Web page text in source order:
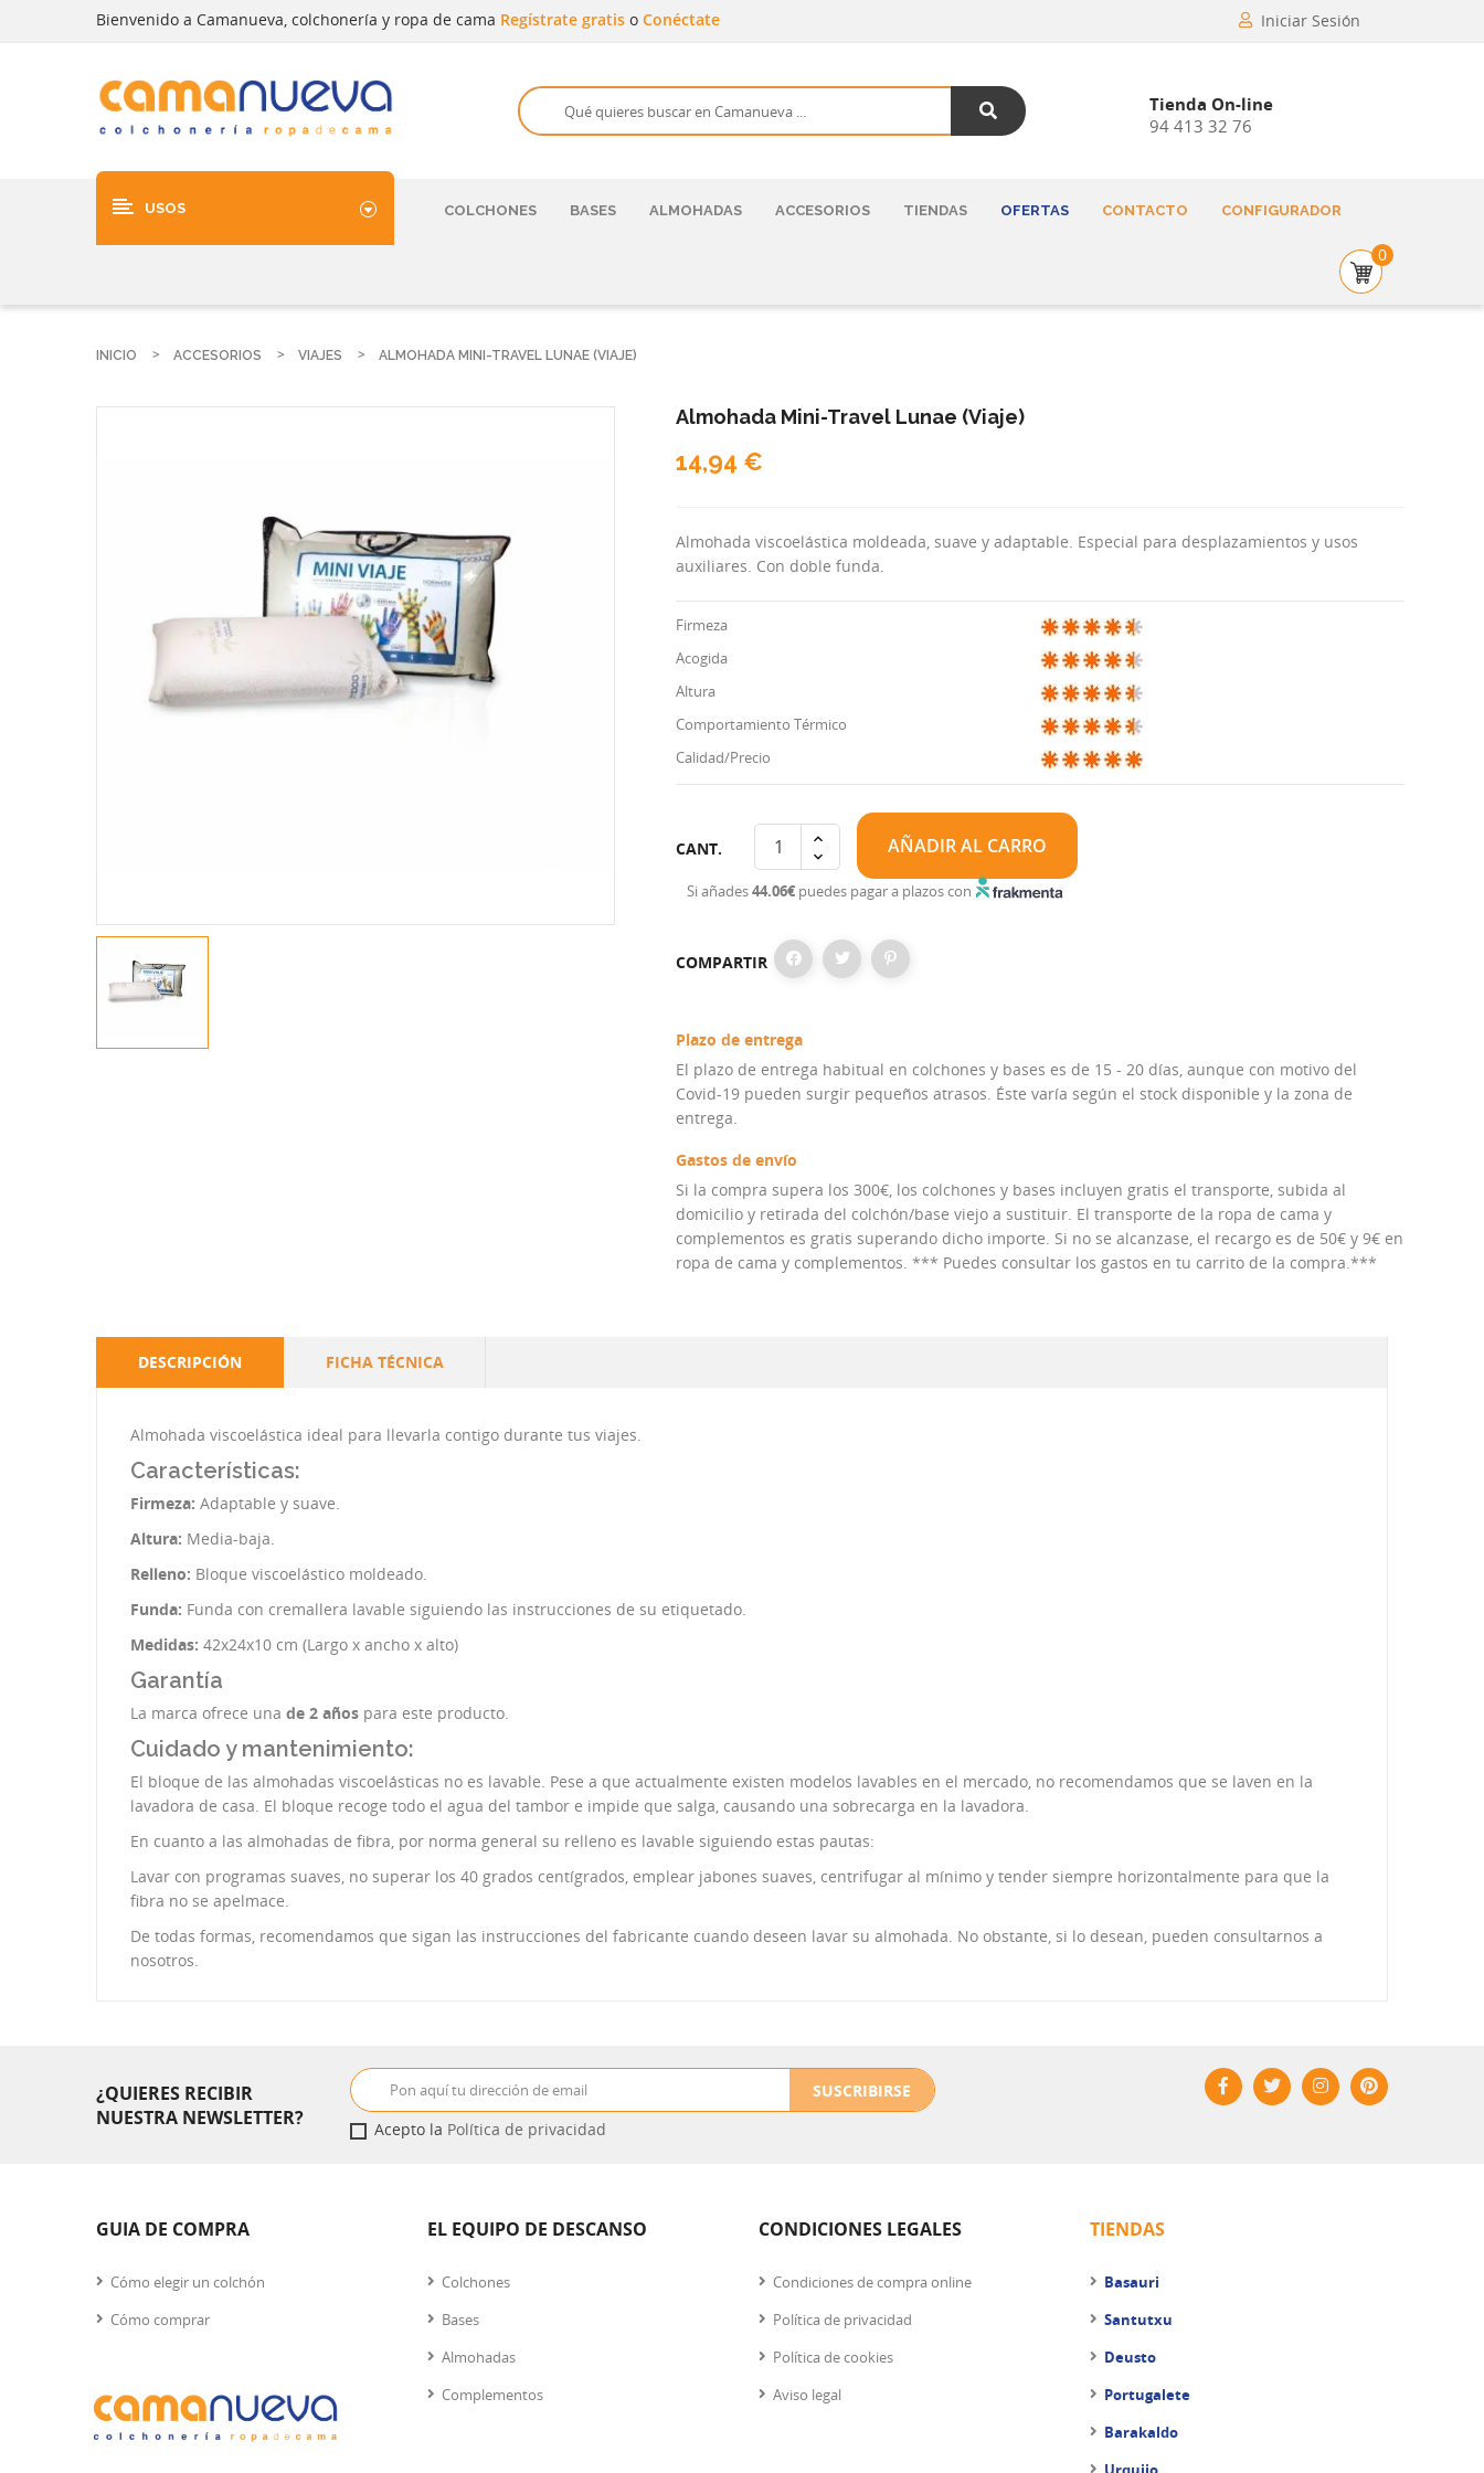
Bienvenido a Camanueva, colchonería y ropa de cama Regístrate gratis o Conéctate Iniciar Sesión
Tienda On-line
94 413 32 76
USOS COLCHONES BASES ALMOHADAS ACCESORIOS TIENDAS OFERTAS CONTACTO CONFIGURADOR
0
INICIO ACCESORIOS VIAJES ALMOHADA MINI-TRAVEL LUNAE (VIAJE)
Almohada Mini-Travel Lunae (Viaje)
14,94 €
Almohada viscoelástica moldeada, suave y adaptable. Especial para desplazamientos y usos
auxiliares. Con doble funda.
Firmeza
Acogida
Altura
Comportamiento Térmico
Calidad/Precio
CANT. AÑADIR AL CARRO
Si añades44.06€ puedes pagar a plazos con
COMPARTIR
Plazo de entrega
El plazo de entrega habitual en colchones y bases es de 15 - 20 días, aunque con motivo del
Covid-19 pueden surgir pequeños atrasos. Éste varía según el stock disponible y la zona de
entrega.
Gastos de envío
Si la compra supera los 300€, los colchones y bases incluyen gratis el transporte, subida al
domicilio y retirada del colchón/base viejo a sustituir. El transporte de la ropa de cama y
complementos es gratis superando dicho importe. Si no se alcanzase, el recargo es de 50€ y 9€ en
ropa de cama y complementos. *** Puedes consultar los gastos en tu carrito de la compra.***
DESCRIPCIÓN FICHA TÉCNICA
Almohada viscoelástica ideal para llevarla contigo durante tus viajes.
Características:
Firmeza: Adaptable y suave.
Altura: Media-baja.
Relleno: Bloque viscoelástico moldeado.
Funda: Funda con cremallera lavable siguiendo las instrucciones de su etiquetado.
Medidas: 42x24x10 cm (Largo x ancho x alto)
Garantía
La marca ofrece una de 2 años para este producto.
Cuidado y mantenimiento:
El bloque de las almohadas viscoelásticas no es lavable. Pese a que actualmente existen modelos lavables en el mercado, no recomendamos que se laven en la
lavadora de casa. El bloque recoge todo el agua del tambor e impide que salga, causando una sobrecarga en la lavadora.
En cuanto a las almohadas de fibra, por norma general su relleno es lavable siguiendo estas pautas:
Lavar con programas suaves, no superar los 40 grados centígrados, emplear jabones suaves, centrifugar al mínimo y tender siempre horizontalmente para que la
fibra no se apelmace.
De todas formas, recomendamos que sigan las instrucciones del fabricante cuando deseen lavar su almohada. No obstante, si lo desean, pueden consultarnos a
nosotros.
¿QUIERES RECIBIR
NUESTRA NEWSLETTER?
SUSCRIBIRSE
Acepto la Política de privacidad
GUIA DE COMPRA
Cómo elegir un colchón
Cómo comprar
EL EQUIPO DE DESCANSO
Colchones
Bases
Almohadas
Complementos
CONDICIONES LEGALES
Condiciones de compra online
Política de privacidad
Política de cookies
Aviso legal
TIENDAS
Basauri
Santutxu
Deusto
Portugalete
Barakaldo